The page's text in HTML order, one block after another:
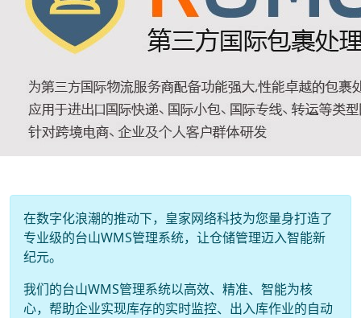
在数字化浪潮的推动下，皇家网络科技为您量身打造了
专业级的台山WMS管理系统，让仓储管理迈入智能新
纪元。
我们的台山WMS管理系统以高效、精准、智能为核
心，帮助企业实现库存的实时监控、出入库作业的自动